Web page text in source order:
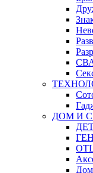
ДОМ И